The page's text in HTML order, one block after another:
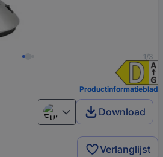
1/3
Productinformatieblad
European unionDownload
Verlanglijst